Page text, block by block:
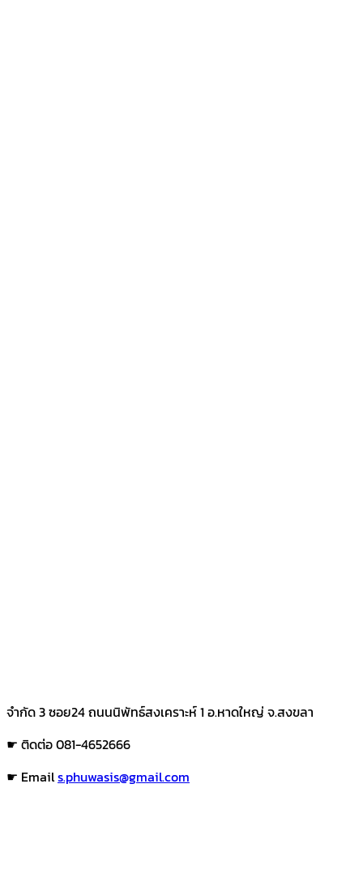
จำกัด 3 ซอย24 ถนนนิพัทธ์สงเคราะห์ 1 อ.หาดใหญ่ จ.สงขลา
☛ ติดต่อ 081-4652666
☛ Emails.phuwasis@gmail.com